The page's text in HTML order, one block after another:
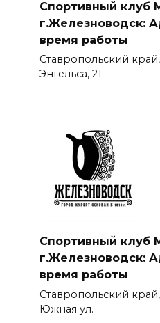
Спортивный клуб
г.Железноводск:
время работы
Ставропольский
Энгельса, 21
Спортивный клуб
г.Железноводск:
время работы
Ставропольский
Южная ул.